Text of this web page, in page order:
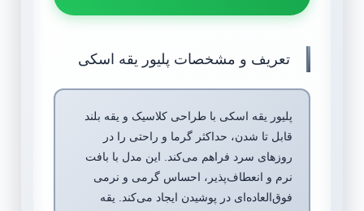
تعریف و مشخصات پلیور یقه اسکی
پلیور یقه اسکی با طراحی کلاسیک و یقه بلند
قابل تا شدن، حداکثر گرما و راحتی را در
روزهای سرد فراهم می‌کند. این مدل با بافت
نرم و انعطاف‌پذیر، احساس گرمی و نرمی
فوق‌العاده‌ای در پوشیدن ایجاد می‌کند. یقه